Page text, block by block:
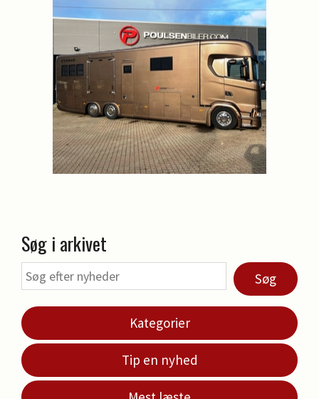
Søg i arkivet
Søg
Kategorier
Tip en nyhed